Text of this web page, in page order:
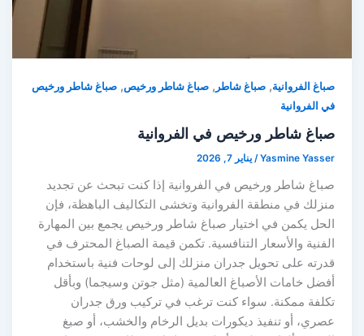
صباغ الفروانية,صباغ شاطر ,صباغ شاطر ورخيص,صباغ شاطر ورخيص
في الفروانية
صباغ شاطر ورخيص في الفروانية
Yasmine Yasser
/يناير 7, 2026
صباغ شاطر ورخيص في الفروانية إذا كنت تبحث عن تجديد
منزلك في منطقة الفروانية وتخشى التكاليف الباهظة، فإن
الحل يكمن في اختيار صباغ شاطر ورخيص يجمع بين المهارة
الفنية والأسعار التنافسية. تكمن قيمة الصباغ المحترف في
قدرته على تحويل جدران منزلك إلى لوحات فنية باستخدام
أفضل خامات الأصباغ العالمية (مثل جوتن وسيجما) وبأقل
تكلفة ممكنة. سواء كنت ترغب في تركيب ورق جدران
عصري، أو تنفيذ ديكورات بديل الرخام والخشب، أو صبغ